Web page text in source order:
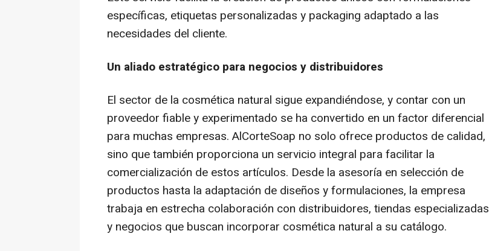
específicas, etiquetas personalizadas y packaging adaptado a las
necesidades del cliente.
Un aliado estratégico para negocios y distribuidores
El sector de la cosmética natural sigue expandiéndose, y contar con un
proveedor fiable y experimentado se ha convertido en un factor diferencial
para muchas empresas. AlCorteSoap no solo ofrece productos de calidad,
sino que también proporciona un servicio integral para facilitar la
comercialización de estos artículos. Desde la asesoría en selección de
productos hasta la adaptación de diseños y formulaciones, la empresa
trabaja en estrecha colaboración con distribuidores, tiendas especializadas
y negocios que buscan incorporar cosmética natural a su catálogo.